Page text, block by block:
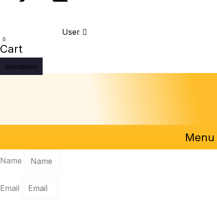
User
0
Cart
Inscripcion
Menu
Name
Email